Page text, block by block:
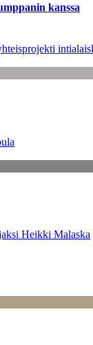
kanssa
Heikki Malaska